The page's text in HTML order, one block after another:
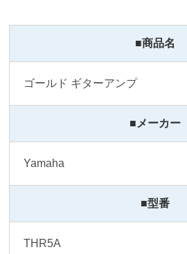
■商品名
ゴールド ギターアンプ
■メーカー
Yamaha
■型番
THR5A